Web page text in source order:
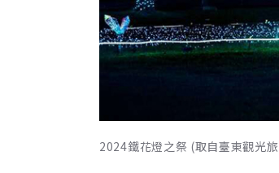
2024鐵花燈之祭 (取自臺東觀光